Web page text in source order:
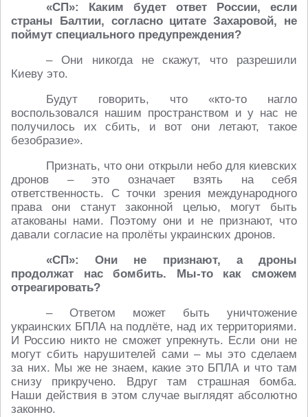
«СП»: Каким будет ответ России, если
страны Балтии, согласно цитате Захаровой, не
поймут специального предупреждения?
– Они никогда не скажут, что разрешили
Киеву это.
Будут говорить, что «кто-то нагло
воспользовался нашим пространством и у нас не
получилось их сбить, и вот они летают, такое
безобразие».
Признать, что они открыли небо для киевских
дронов – это означает взять на себя
ответственность. С точки зрения международного
права они станут законной целью, могут быть
атакованы нами. Поэтому они и не признают, что
давали согласие на пролёты украинских дронов.
«СП»: Они не признают, а дроны
продолжат нас бомбить. Мы-то как сможем
отреагировать?
– Ответом может быть уничтожение
украинских БПЛА на подлёте, над их территориями.
И Россию никто не сможет упрекнуть. Если они не
могут сбить нарушителей сами – мы это сделаем
за них. Мы же не знаем, какие это БПЛА и что там
снизу прикручено. Вдруг там страшная бомба.
Наши действия в этом случае выглядят абсолютно
законно.